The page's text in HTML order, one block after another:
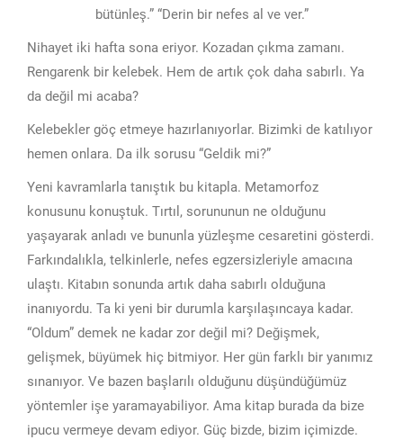
bütünleş.” “Derin bir nefes al ve ver.”
Nihayet iki hafta sona eriyor. Kozadan çıkma zamanı.
Rengarenk bir kelebek. Hem de artık çok daha sabırlı. Ya
da değil mi acaba?
Kelebekler göç etmeye hazırlanıyorlar. Bizimki de katılıyor
hemen onlara. Da ilk sorusu “Geldik mi?”
Yeni kavramlarla tanıştık bu kitapla. Metamorfoz
konusunu konuştuk. Tırtıl, sorununun ne olduğunu
yaşayarak anladı ve bununla yüzleşme cesaretini gösterdi.
Farkındalıkla, telkinlerle, nefes egzersizleriyle amacına
ulaştı. Kitabın sonunda artık daha sabırlı olduğuna
inanıyordu. Ta ki yeni bir durumla karşılaşıncaya kadar.
“Oldum” demek ne kadar zor değil mi? Değişmek,
gelişmek, büyümek hiç bitmiyor. Her gün farklı bir yanımız
sınanıyor. Ve bazen başlarılı olduğunu düşündüğümüz
yöntemler işe yaramayabiliyor. Ama kitap burada da bize
ipucu vermeye devam ediyor. Güç bizde, bizim içimizde.